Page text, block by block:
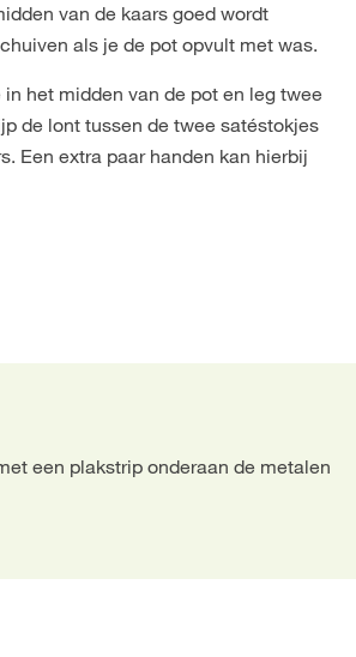
van de kaars goed wordt
als je de pot opvult met was.
het midden van de pot en leg twee
de lont tussen de twee satéstokjes
Een extra paar handen kan hierbij
een plakstrip onderaan de metalen